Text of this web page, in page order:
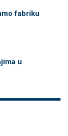
fabriku
u